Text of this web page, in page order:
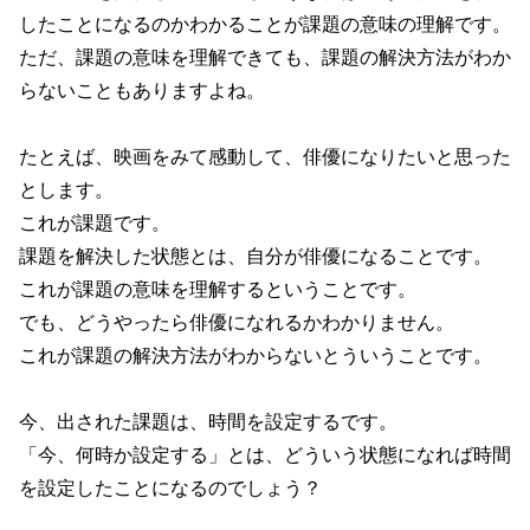
したことになるのかわかることが課題の意味の理解です。
ただ、課題の意味を理解できても、課題の解決方法がわか
らないこともありますよね。
たとえば、映画をみて感動して、俳優になりたいと思った
とします。
これが課題です。
課題を解決した状態とは、自分が俳優になることです。
これが課題の意味を理解するということです。
でも、どうやったら俳優になれるかわかりません。
これが課題の解決方法がわからないとういうことです。
今、出された課題は、時間を設定するです。
「今、何時か設定する」とは、どういう状態になれば時間
を設定したことになるのでしょう？